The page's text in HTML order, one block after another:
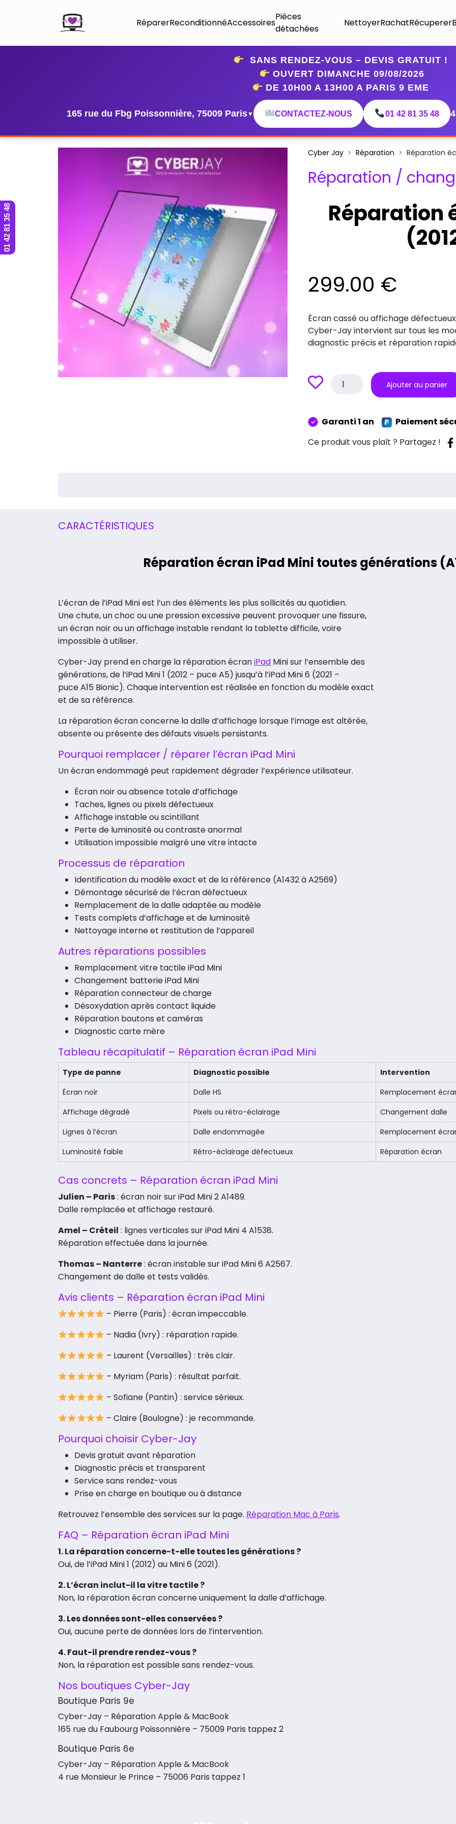
RéparerReconditionnéAccessoires
Pièces
détachées
NettoyerRachatRécuperer
SANS RENDEZ-VOUS – DEVIS GRATUIT !
OUVERT DIMANCHE 09/08/2026
DE 10H00 A 13H00 A PARIS 9 EME
165 rue du Fbg Poissonnière, 75009 Paris▼ CONTACTEZ-NOUS 01 42 81 35 48
Cyber Jay Réparation Réparation
Réparation /
Réparation
299.00 €
Écran cassé ou affichage
Cyber-Jay intervient sur tous les
diagnostic précis et réparation
quantité
iPad
(2012-
Ajouter au panier
Garanti 1 an
Paiement
Ce produit vous plaît ? Partagez !
CARACTÉRISTIQUES
Réparation écran iPad Mini toutes générations
L’écran de l’iPad Mini est l’un des éléments les plus sollicités au quotidien.
Une chute, un choc ou une pression excessive peuvent provoquer une fissure,
un écran noir ou un affichage instable rendant la tablette difficile, voire
impossible à utiliser.
Cyber-Jay prend en charge la réparation écraniPad Mini sur l’ensemble des
générations, de l’iPad Mini 1 (2012 – puce A5) jusqu’à l’iPad Mini 6 (2021 –
puce A15 Bionic). Chaque intervention est réalisée en fonction du modèle exact
et de sa référence.
La réparation écran concerne la dalle d’affichage lorsque l’image est altérée,
absente ou présente des défauts visuels persistants.
Pourquoi remplacer / réparer l’écran iPad Mini
Un écran endommagé peut rapidement dégrader l’expérience utilisateur.
Écran noir ou absence totale d’affichage
Taches, lignes ou pixels défectueux
Affichage instable ou scintillant
Perte de luminosité ou contraste anormal
Utilisation impossible malgré une vitre intacte
Processus de réparation
Identification du modèle exact et de la référence (A1432 à A2569)
Démontage sécurisé de l’écran défectueux
Remplacement de la dalle adaptée au modèle
Tests complets d’affichage et de luminosité
Nettoyage interne et restitution de l’appareil
Autres réparations possibles
Remplacement vitre tactile iPad Mini
Changement batterie iPad Mini
Réparation connecteur de charge
Désoxydation après contact liquide
Réparation boutons et caméras
Diagnostic carte mère
Tableau récapitulatif – Réparation écran iPad Mini
Type de panne Diagnostic possible Intervention
Écran noir
Dalle HS Remplacement
Affichage dégradé
Pixels ou rétro-éclairage Changement dalle
Lignes à l’écran
Dalle endommagée Remplacement
Luminosité faible
Rétro-éclairage défectueux Réparation écran
Cas concrets – Réparation écran iPad Mini
Julien – Paris: écran noir sur iPad Mini 2 A1489.
Dalle remplacée et affichage restauré.
Amel – Créteil : lignes verticales sur iPad Mini 4 A1538.
Réparation effectuée dans la journée.
Thomas – Nanterre: écran instable sur iPad Mini 6 A2567.
Changement de dalle et tests validés.
Avis clients – Réparation écran iPad Mini
– Pierre (Paris) : écran impeccable.
– Nadia (Ivry) : réparation rapide.
– Laurent (Versailles) : très clair.
– Myriam (Paris) : résultat parfait.
– Sofiane (Pantin) : service sérieux.
– Claire (Boulogne) : je recommande.
Pourquoi choisir Cyber-Jay
Devis gratuit avant réparation
Diagnostic précis et transparent
Service sans rendez-vous
Prise en charge en boutique ou à distance
Retrouvez l’ensemble des services sur la page. Réparation Mac à Paris.
FAQ – Réparation écran iPad Mini
1. La réparation concerne-t-elle toutes les générations ?
Oui, de l’iPad Mini 1 (2012) au Mini 6 (2021).
2. L’écran inclut-il la vitre tactile ?
Non, la réparation écran concerne uniquement la dalle d’affichage.
3. Les données sont-elles conservées ?
Oui, aucune perte de données lors de l’intervention.
4. Faut-il prendre rendez-vous ?
Non, la réparation est possible sans rendez-vous.
Nos boutiques Cyber-Jay
Boutique Paris 9e
Cyber-Jay – Réparation Apple & MacBook
165 rue du Faubourg Poissonnière – 75009 Paris tappez 2
Boutique Paris 6e
Cyber-Jay – Réparation Apple & MacBook
4 rue Monsieur le Prince – 75006 Paris tappez 1
01 42 81 35 48